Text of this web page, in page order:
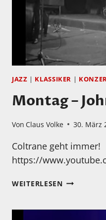
JAZZ | KLASSIKER |
Montag –
Von Claus Volke 30. März
Coltrane geht immer!
https://
WEITERLESENMONTAG